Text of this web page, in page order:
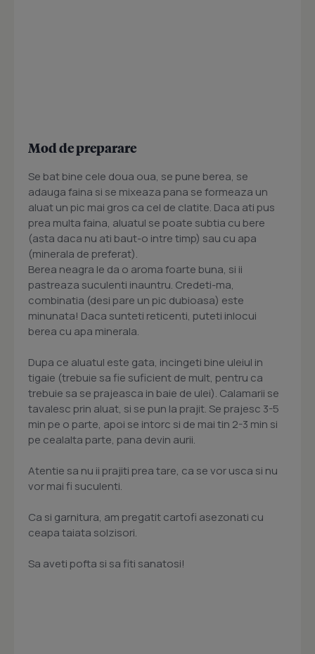
Mod de preparare
Se bat bine cele doua oua, se pune berea, se
adauga faina si se mixeaza pana se formeaza un
aluat un pic mai gros ca cel de clatite. Daca ati pus
prea multa faina, aluatul se poate subtia cu bere
(asta daca nu ati baut-o intre timp) sau cu apa
(minerala de preferat).
Berea neagra le da o aroma foarte buna, si ii
pastreaza suculenti inauntru. Credeti-ma,
combinatia (desi pare un pic dubioasa) este
minunata! Daca sunteti reticenti, puteti inlocui
berea cu apa minerala.
Dupa ce aluatul este gata, incingeti bine uleiul in
tigaie (trebuie sa fie suficient de mult, pentru ca
trebuie sa se prajeasca in baie de ulei). Calamarii se
tavalesc prin aluat, si se pun la prajit. Se prajesc 3-5
min pe o parte, apoi se intorc si de mai tin 2-3 min si
pe cealalta parte, pana devin aurii.
Atentie sa nu ii prajiti prea tare, ca se vor usca si nu
vor mai fi suculenti.
Ca si garnitura, am pregatit cartofi asezonati cu
ceapa taiata solzisori.
Sa aveti pofta si sa fiti sanatosi!